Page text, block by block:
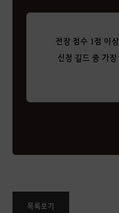
전장 점수 1점 이
신청 길드 중 가
목록보기